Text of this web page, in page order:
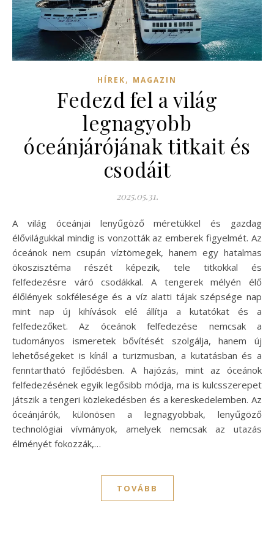
HÍREK, MAGAZIN
Fedezd fel a világ
legnagyobb
óceánjárójának titkait és
csodáit
2025.05.31.
A világ óceánjai lenyűgöző méretükkel és gazdag
élővilágukkal mindig is vonzották az emberek figyelmét. Az
óceánok nem csupán víztömegek, hanem egy hatalmas
ökoszisztéma részét képezik, tele titkokkal és
felfedezésre váró csodákkal. A tengerek mélyén élő
élőlények sokfélesége és a víz alatti tájak szépsége nap
mint nap új kihívások elé állítja a kutatókat és a
felfedezőket. Az óceánok felfedezése nemcsak a
tudományos ismeretek bővítését szolgálja, hanem új
lehetőségeket is kínál a turizmusban, a kutatásban és a
fenntartható fejlődésben. A hajózás, mint az óceánok
felfedezésének egyik legősibb módja, ma is kulcsszerepet
játszik a tengeri közlekedésben és a kereskedelemben. Az
óceánjárók, különösen a legnagyobbak, lenyűgöző
technológiai vívmányok, amelyek nemcsak az utazás
élményét fokozzák,…
TOVÁBB